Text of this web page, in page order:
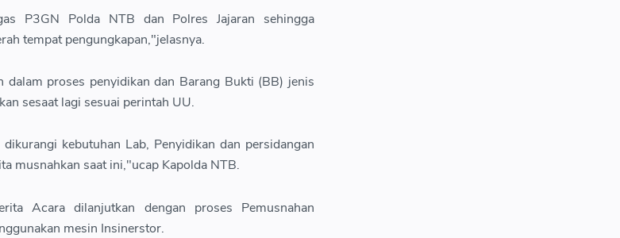
P3GN Polda NTB dan Polres Jajaran sehingga
tempat pengungkapan,"jelasnya.
proses penyidikan dan Barang Bukti (BB) jenis
sesaat lagi sesuai perintah UU.
kebutuhan Lab, Penyidikan dan persidangan
musnahkan saat ini,"ucap Kapolda NTB.
Acara dilanjutkan dengan proses Pemusnahan
mesin Insinerstor.